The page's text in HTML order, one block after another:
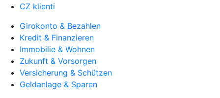
CZ klienti
Girokonto & Bezahlen
Kredit & Finanzieren
Immobilie & Wohnen
Zukunft & Vorsorgen
Versicherung & Schützen
Geldanlage & Sparen